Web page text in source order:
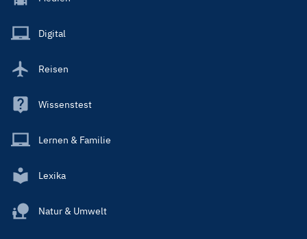
Main
Digital
Reisen
Wissenstest
Lernen & Familie
Lexika
Natur & Umwelt